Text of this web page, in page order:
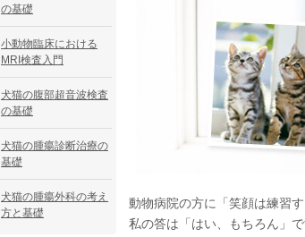
の基礎
小動物臨床における
MRI検査入門
犬猫の腹部超音波検査
の基礎
犬猫の腫瘍診断治療の
基礎
犬猫の腫瘍外科の考え
方と基礎
動物病院の方に「笑顔は練習
私の答は「はい、もちろん」